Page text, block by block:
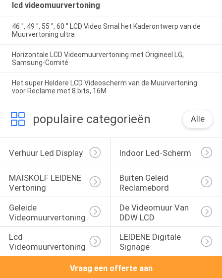
lcd videomuurvertoning
46 ″, 49 ″, 55 ″, 60 ″ LCD Video Smal het Kaderontwerp van de
Muurvertoning ultra
Horizontale LCD Videomuurvertoning met Origineel LG,
Samsung-Comité
Het super Heldere LCD Videoscherm van de Muurvertoning
voor Reclame met 8 bits, 16M
populaire categorieën Alle
Verhuur Led Display Indoor Led-Scherm
MAÏSKOLF LEIDENE
Vertoning
Buiten Geleid
Reclamebord
Geleide
Videomuurvertoning
De Videomuur Van
DDW LCD
Lcd
Videomuurvertoning
LEIDENE Digitale
Signage
Vraag een offerte aan